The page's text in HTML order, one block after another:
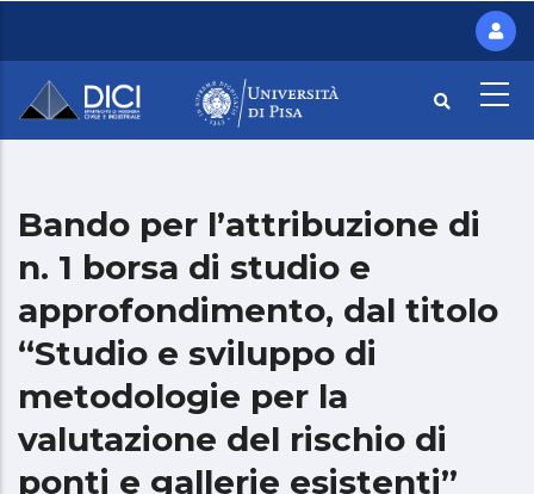
contenuto
principale
Bando per l’attribuzione di
n. 1 borsa di studio e
approfondimento, dal titolo
“Studio e sviluppo di
metodologie per la
valutazione del rischio di
ponti e gallerie esistenti”